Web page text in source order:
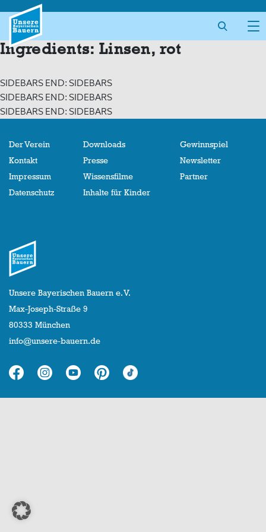
content
Ingredients: Linsen, rot
SIDEBARS END: SIDEBARS
SIDEBARS END: SIDEBARS
SIDEBARS END: SIDEBARS
Der Verein
Kontakt
Impressum
Datenschutz
Downloads
Presse
Wissensfilme
Inhalte für Kinder
Gewinnspiel
Newsletter
Partner
Unsere Bayerischen Bauern e. V.
Max-Joseph-Straße 9
80333 München
info@unsere-bauern.de